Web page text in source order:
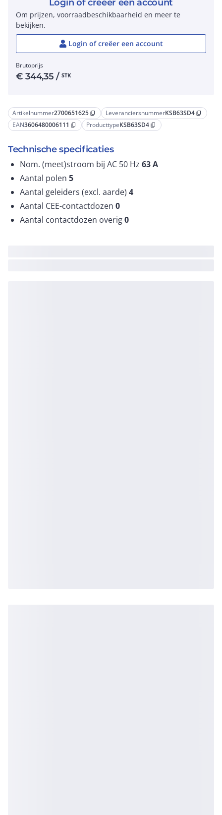
Artikelnummer2700651625 content_copy LeveranciersnummerKSB63SD4 content_copy
EAN3606480006111 content_copy ProducttypeKSB63SD4 content_copy
Technische specificaties
Nom. (meet)stroom bij AC 50 Hz 63A
Aantal polen 5
Aantal geleiders (excl. aarde) 4
Aantal CEE-contactdozen 0
Aantal contactdozen overig0
Login of creëer een account
Om prijzen, voorraadbeschikbaarheid en meer te
bekijken.
Login of creëer een account
Brutoprijs
€344,35 / STK